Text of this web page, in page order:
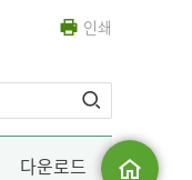
맵
인쇄
다운로드